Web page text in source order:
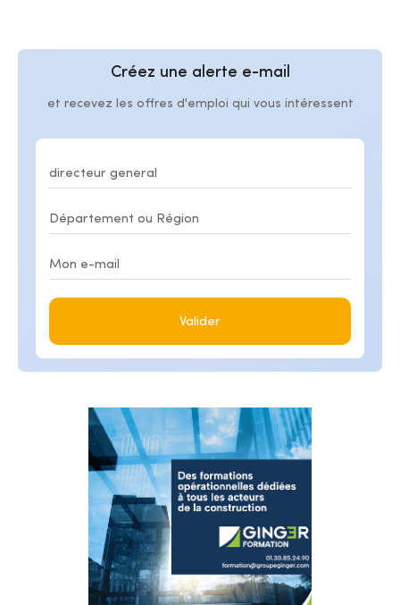
Créez une alerte e-mail
et recevez les offres d'emploi qui vous intéressent
Valider